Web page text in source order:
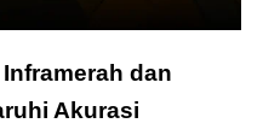
dan
Akurasi